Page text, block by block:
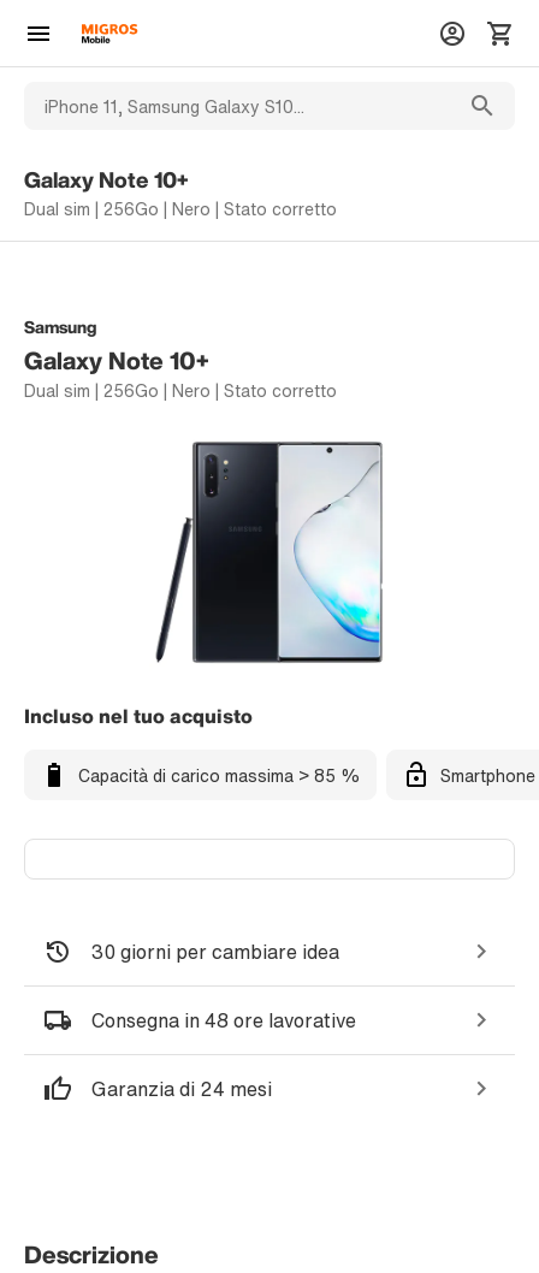
Galaxy Note 10+
Dual sim | 256Go | Nero | Stato corretto
Samsung
Galaxy Note 10+
Dual sim | 256Go | Nero | Stato corretto
Incluso nel tuo acquisto
Capacità di carico massima > 85 %
30 giorni per cambiare idea
Consegna in 48 ore lavorative
Garanzia di 24 mesi
Descrizione